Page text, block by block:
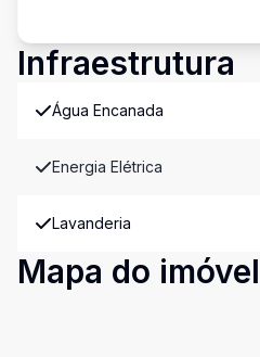
Infraestrutura
Água Encanada
Energia Elétrica
Lavanderia
Mapa do imóvel